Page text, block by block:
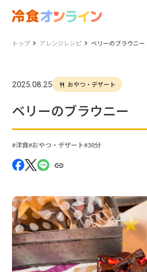
トップ アレンジレシピ ベリーのブラウニー
2025.08.25 おやつ・デザート
ベリーのブラウニー
洋食 おやつ・デザート 30分